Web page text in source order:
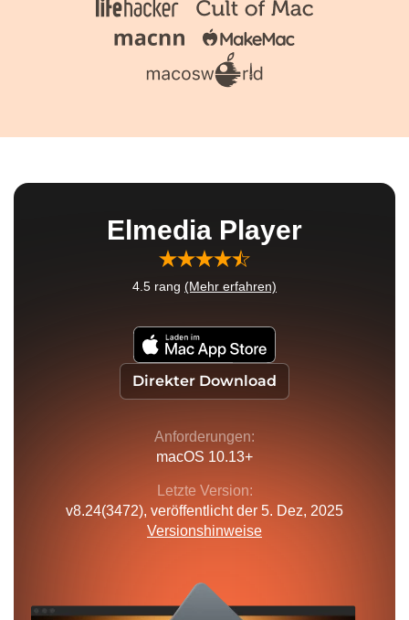
Elmedia Player
4.5 rang (Mehr erfahren)
Direkter Download
Anforderungen:
macOS 10.13+
Letzte Version:
v8.24(3472), veröffentlichtder 5. Dez, 2025
Versionshinweise